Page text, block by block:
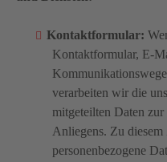
Kontaktformular:
Kontaktformular, E-
verarbeiten wir die
mitgeteilten Daten
Anliegens. Zu
personenbezogene